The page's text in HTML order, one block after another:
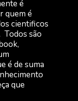
é
quem é
cientificos
Todos são
é de suma
que